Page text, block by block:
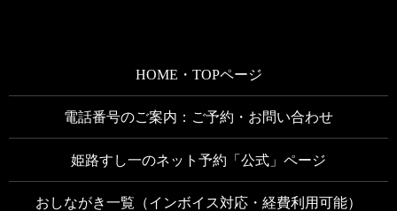
HOME・TOPページ
電話番号のご案内：ご予約・お問い合わせ
姫路すし一のネット予約「公式」ページ
おしながき一覧（インボイス対応・経費利用可能）